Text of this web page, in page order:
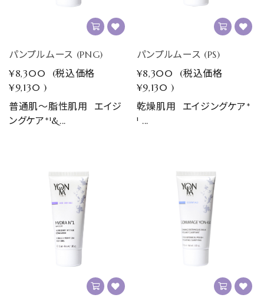
パンプルムース (PNG)
¥8,300
(税込価格
¥9,130 )
普通肌～脂性肌用 エイジ
ングケア*¹&...
パンプルムース (PS)
¥8,300
(税込価格
¥9,130 )
乾燥肌用 エイジングケア*
¹ ...